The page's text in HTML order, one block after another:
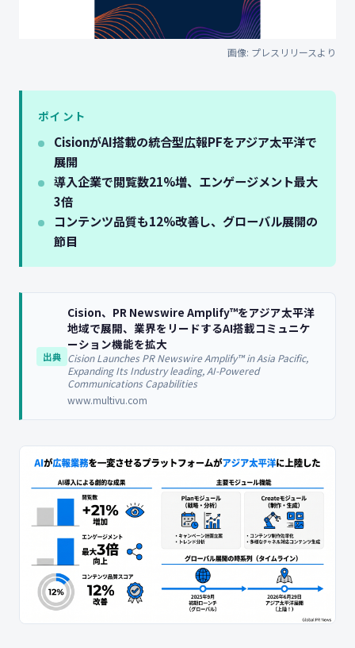
画像: プレスリリースより
ポイント
CisionがAI搭載の統合型広報PFをアジア太平洋で
展開
導入企業で閲覧数21%増、エンゲージメント最大
3倍
コンテンツ品質も12%改善し、グローバル展開の
節目
出典
Cision、PR Newswire Amplify™をアジア太平洋
地域で展開、業界をリードするAI搭載コミュニケ
ーション機能を拡大
Cision Launches PR Newswire Amplify™ in Asia Pacific,
Expanding Its Industry leading, AI-Powered
Communications Capabilities
www.multivu.com